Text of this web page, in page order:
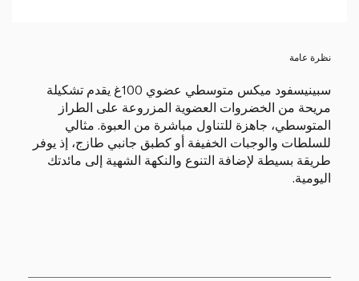
نظرة عامة
سبينيسفود ميكس متوسطي عضوي 100غ يقدم تشكيلة
مريحة من الخضروات العضوية المزروعة على الطراز
المتوسطي، جاهزة للتناول مباشرة من العبوة. مثالي
للسلطات والوجبات الخفيفة أو كطبق جانبي طازج، إذ يوفر
طريقة بسيطة لإضافة التنوع والنكهة الشهية إلى مائدتك
اليومية.